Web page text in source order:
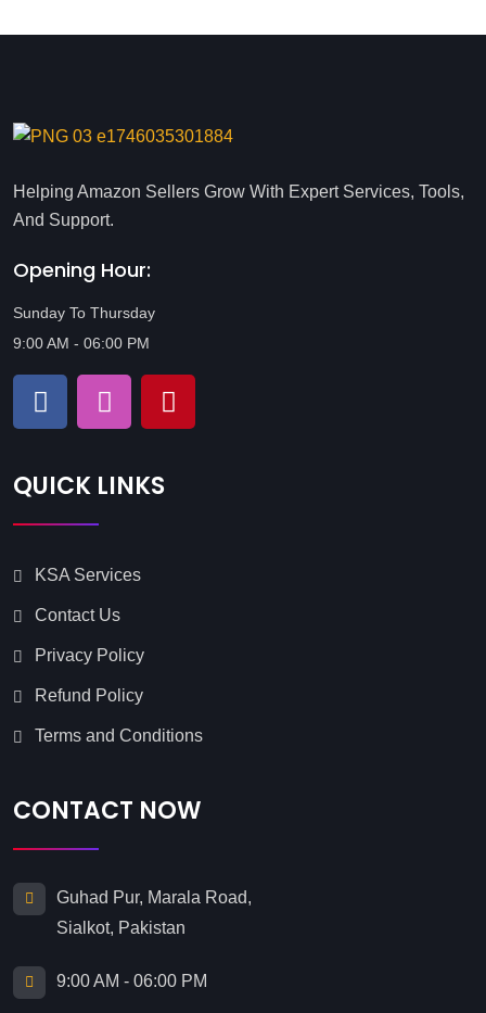
Helping Amazon Sellers Grow With Expert Services, Tools,
And Support.
Opening Hour:
Sunday To Thursday
9:00 AM - 06:00 PM
QUICK LINKS
KSA Services
Contact Us
Privacy Policy
Refund Policy
Terms and Conditions
CONTACT NOW
Guhad Pur, Marala Road,
Sialkot, Pakistan
9:00 AM - 06:00 PM